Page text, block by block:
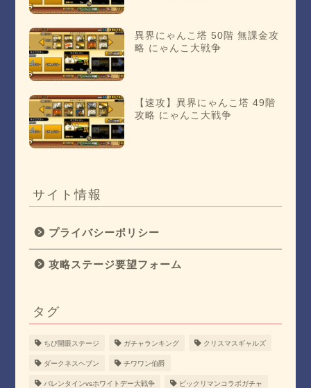
異界にゃんこ塔 50階 無課金攻
略 にゃんこ大戦争
【速攻】異界にゃんこ塔 49階
攻略 にゃんこ大戦争
サイト情報
プライバシーポリシー
攻略ステージ要望フォーム
タグ
ちび開眼ステージ ガチャランキング クリスマスギャルズ
ダークネスヘブン チワワン伯爵
バレンタインvsホワイトデー大戦争 ビックリマンコラボガチャ